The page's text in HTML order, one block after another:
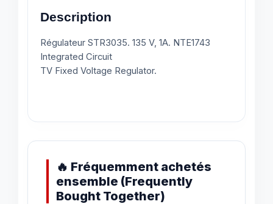
Description
Régulateur STR3035. 135 V, 1A. NTE1743
Integrated Circuit
TV Fixed Voltage Regulator.
🔥 Fréquemment achetés
ensemble (Frequently
Bought Together)